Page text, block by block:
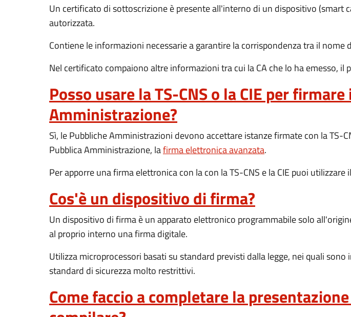
Un certificato di sottoscrizione è presente all'interno di un dispositivo (smart
autorizzata.
Contiene le informazioni necessarie a garantire la corrispondenza tra il nome
Nel certificato compaiono altre informazioni tra cui la CA che lo ha emesso,
Posso usare la TS-CNS o la CIE per
Amministrazione?
Sì, le Pubbliche Amministrazioni devono accettare istanze firmate con la
Pubblica Amministrazione, lafirma elettronica avanzata.
Per apporre una firma elettronica con la con la TS-CNS e la CIE puoi utilizzare
Cos'è un dispositivo di firma?
Un dispositivo di firma è un apparato elettronico programmabile solo
al proprio interno una firma digitale.
Utilizza microprocessori basati su standard previsti dalla legge, nei quali
standard di sicurezza molto restrittivi.
Come faccio a completare la